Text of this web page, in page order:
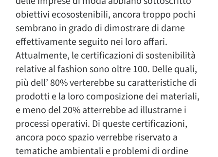
obiettivi ecosostenibili, ancora troppo pochi
sembrano in grado di dimostrare di darne
effettivamente seguito nei loro affari.
Attualmente, le certificazioni di sostenibilità
relative al fashion sono oltre 100. Delle quali,
più dell’ 80% verterebbe su caratteristiche di
prodotti e la loro composizione dei materiali,
e meno del 20% atterrebbe ad illustrarne i
processi operativi. Di queste certificazioni,
ancora poco spazio verrebbe riservato a
tematiche ambientali e problemi di ordine